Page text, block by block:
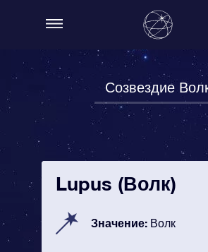
Созвездие
Lupus (Волк)
Значение: Волк